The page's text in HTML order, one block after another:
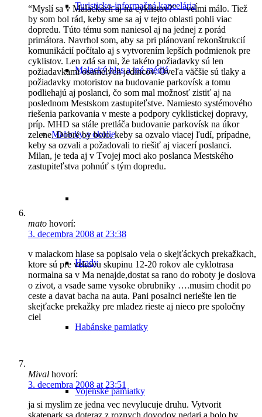
Turisticko-informačná kancelária
Malacký hlas a iné médiá
Malacky a okolie
Hrady
Habánske pamiatky
Vojenské pamiatky
“Myslí sa v Malackách aj na cyklistov?” – veĺmi málo. Tiež
by som bol rád, keby sme sa aj v tejto oblasti pohli viac
dopredu. Túto tému som naniesol aj na jednej z porád
primátora. Navrhol som, aby sa pri plánovaní rekonštrukcií
komunikácií počítalo aj s vytvorením lepších podmienok pre
cyklistov. Len zdá sa mi, že takéto požiadavky sú len
požiadavkami osamelých jedincov. Oveľa väčšie sú tlaky a
požiadavky motoristov na budovanie parkovísk a tomu
podliehajú aj poslanci, čo som mal možnosť zistiť aj na
poslednom Mestskom zastupiteľstve. Namiesto systémového
riešenia parkovania v meste a podpory cyklistickej dopravy,
príp. MHD sa stále pretláča budovanie parkovísk na úkor
zelene. Dobré by bolo, keby sa ozvalo viacej ľudí, prípadne,
keby sa ozvali a požadovali to riešiť aj viacerí poslanci.
Milan, je teda aj v Tvojej moci ako poslanca Mestského
zastupiteľstva pohnúť s tým dopredu.
mato hovorí:
3. decembra 2008 at 23:38
v malackom hlase sa popisalo vela o skejťáckych prekažkach,
ktore sú pre vekovu skupinu 12-20 rokov ale cyklotrasa
normalna sa v Ma nenajde,dostat sa rano do roboty je doslova
o zivot, a vsade same vysoke obrubniky ….musim chodit po
ceste a davat bacha na auta. Pani posalnci neriešte len tie
skejťacke prekažky pre mladez rieste aj nieco pre spoločny
ciel
Mival hovorí:
3. decembra 2008 at 23:51
ja si myslim ze jedna vec nevylucuje druhu. Vytvorit
skatepark sa doteraz z roznych dovodov nedari a bolo by